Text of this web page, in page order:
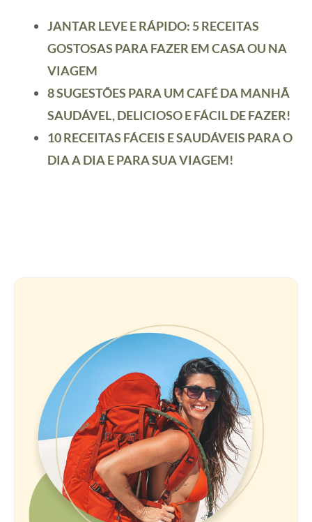
JANTAR LEVE E RÁPIDO: 5 RECEITAS
GOSTOSAS PARA FAZER EM CASA OU NA
VIAGEM
8 SUGESTÕES PARA UM CAFÉ DA MANHÃ
SAUDÁVEL, DELICIOSO E FÁCIL DE FAZER!
10 RECEITAS FÁCEIS E SAUDÁVEIS PARA O
DIA A DIA E PARA SUA VIAGEM!